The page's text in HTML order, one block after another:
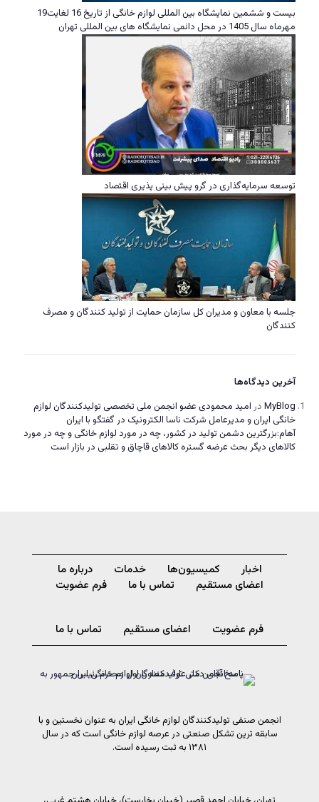
بیست و ششمین نمایشگاه بین المللی لوازم خانگی از تاریخ 16 لغایت19
مهرماه سال 1405 در محل دائمی نمایشگاه های بین المللی تهران
توسعه سرمایه‌گذاری در گرو پیش بینی پذیری اقتصاد
جلسه با معاون و مدیران کل سازمان حمایت از تولید کنندگان و مصرف
کنندگان
آخرین دیدگاه‌ها
MyBlog در امید محمودی عضو انجمن ملی تخصصی تولیدکنندگان لوازم
خانگی ایران و مدیرعامل شرکت ناسا الکترونیک در گفتگو با ایران
آهام:بزرگترین دشمن تولید در کشور، چه در مورد لوازم خانگی و چه در مورد
کالاهای دیگر بحث عرضه گستره کالاهای قاچاق و تقلبی در بازار است
اخبار کمیسیون‌ها خدمات
درباره ما
اعضای مستقیم
تماس با ما فرم عضویت
فرم عضویت اعضای مستقیم تماس با ما
انجمن صنفی تولیدکنندگان لوازم خانگی ایران به عنوان نخستین و با
سابقه ترین تشکل صنعتی در عرصه لوازم خانگی است که در سال
۱۳۸۱ به ثبت رسیده است.